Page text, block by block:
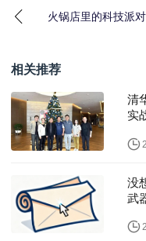
火锅店里的科技派
相关推荐
清
实
没
武